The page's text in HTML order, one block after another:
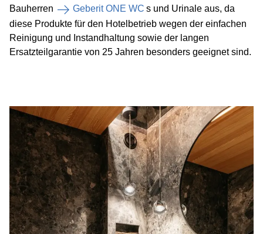
Bauherren
Geberit ONE WC s und Urinale aus, da
diese Produkte für den Hotelbetrieb wegen der einfachen
Reinigung und Instandhaltung sowie der langen
Ersatzteilgarantie von 25 Jahren besonders geeignet sind.